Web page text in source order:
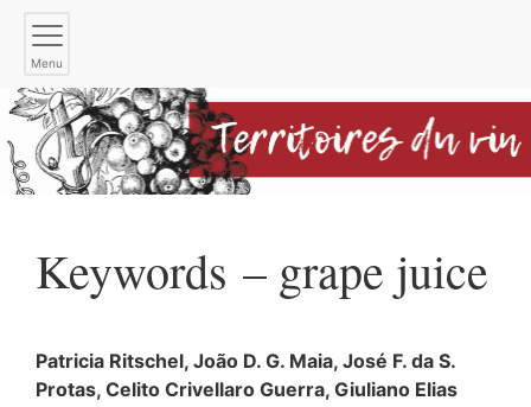
Menu
Keywords – grape juice
Patricia Ritschel, João D. G. Maia, José F. da S.
Protas, Celito Crivellaro Guerra, Giuliano Elias